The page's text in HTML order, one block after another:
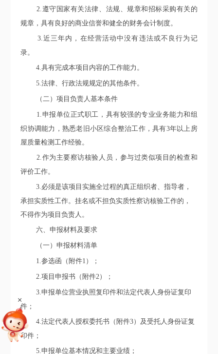
2.遵守国家有关法律、法规、规章和招标采购有关的
规章，具有良好的商业信誉和健全的财务会计制度。
3.近三年内，在经营活动中没有违法或不良行为记
录。
4.具有完成本项目内容的工作能力。
5.法律、行政法规规定的其他条件。
（二）项目负责人基本条件
1.申报单位正式职工，具有较强的专业业务能力和组
织协调能力，熟悉老旧小区综合整治工作，具有3年以上 房
屋质量检测工作经验。
2.作为主要察访核验人员 ，参与过类似项目的检查和
评价工作。
3.必须是该项目实施全过程的真正组织者、指导者，
承担实质性工作。挂名或不担负实质性察访核验工作的，
不得作为项目负责人。
六、申报材料及要求
（一）申报材料清单
1.参选函（附件1）；
2.项目申报书（附件2）；
3.申报单位营业执照复印件和法定代表人身份证复印
件；
4.法定代表人授权委托书 （附件3）及受托人身份证复
印件；
5.申报单位基本情况和 主要业绩；
+